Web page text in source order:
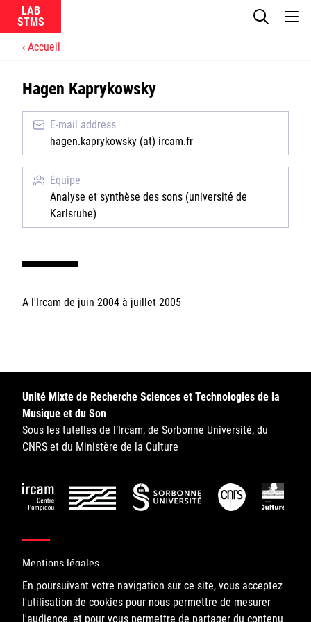
LAB
Ircam
CNRS
Rester informé
Offres d'emplois/stages
La recherche
Actualités
Équipes
Accueil
Hagen Kaprykowsky
E-mail address
hagen.kaprykowsky (at) ircam.fr
Équipe
Analyse et synthèse des sons (université de
Karlsruhe)
A l'Ircam de juin 2004 à juillet 2005
En poursuivant votre navigation sur ce site, vous acceptez
l'utilisation de cookies pour nous permettre de mesurer
l'audience, et pour vous permettre de partager du contenu
Unité Mixte de Recherche Sciences et Technologies de la
Musique et du Son
Sous les tutelles de l’Ircam, de Sorbonne Université, du
CNRS et du Ministère de la Culture
Mentions légales
©IRCAM, 2026. All Rights Reserved.